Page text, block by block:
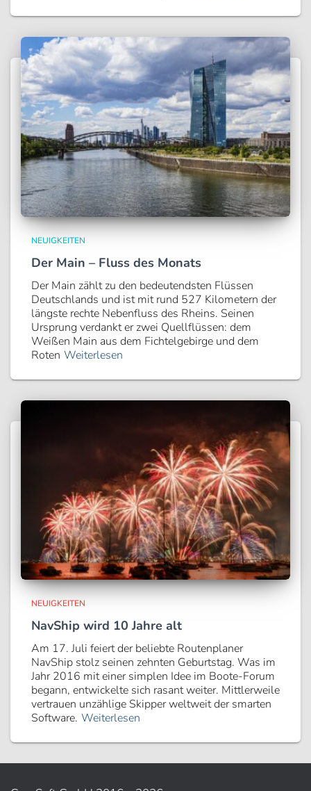
NEUIGKEITEN
Der Main – Fluss des Monats
Der Main zählt zu den bedeutendsten Flüssen
Deutschlands und ist mit rund 527 Kilometern der
längste rechte Nebenfluss des Rheins. Seinen
Ursprung verdankt er zwei Quellflüssen: dem
Weißen Main aus dem Fichtelgebirge und dem
Roten Weiterlesen
NEUIGKEITEN
NavShip wird 10 Jahre alt
Am 17. Juli feiert der beliebte Routenplaner
NavShip stolz seinen zehnten Geburtstag. Was im
Jahr 2016 mit einer simplen Idee im Boote-Forum
begann, entwickelte sich rasant weiter. Mittlerweile
vertrauen unzählige Skipper weltweit der smarten
Software. Weiterlesen